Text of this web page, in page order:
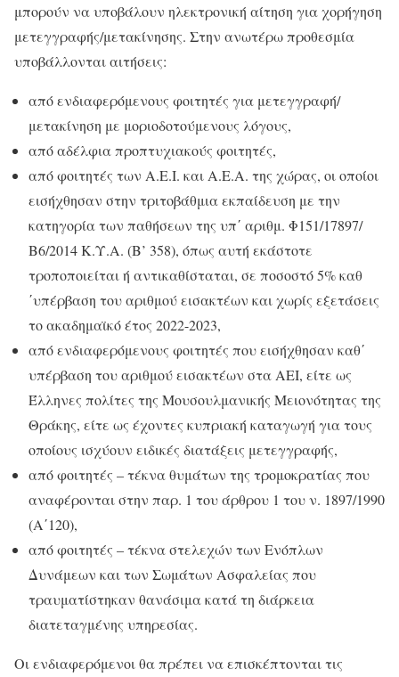
μπορούν να υποβάλουν ηλεκτρονική αίτηση για χορήγηση
μετεγγραφής/μετακίνησης. Στην ανωτέρω προθεσμία
υποβάλλονται αιτήσεις:
από ενδιαφερόμενους φοιτητές για μετεγγραφή/
μετακίνηση με μοριοδοτούμενους λόγους,
από αδέλφια προπτυχιακούς φοιτητές,
από φοιτητές των Α.Ε.Ι. και Α.Ε.Α. της χώρας, οι οποίοι
εισήχθησαν στην τριτοβάθμια εκπαίδευση με την
κατηγορία των παθήσεων της υπ΄ αριθμ. Φ151/17897/
Β6/2014 Κ.Υ.Α. (Β’ 358), όπως αυτή εκάστοτε
τροποποιείται ή αντικαθίσταται, σε ποσοστό 5% καθ
΄υπέρβαση του αριθμού εισακτέων και χωρίς εξετάσεις
το ακαδημαϊκό έτος 2022-2023,
από ενδιαφερόμενους φοιτητές που εισήχθησαν καθ΄
υπέρβαση του αριθμού εισακτέων στα ΑΕΙ, είτε ως
Έλληνες πολίτες της Μουσουλμανικής Μειονότητας της
Θράκης, είτε ως έχοντες κυπριακή καταγωγή για τους
οποίους ισχύουν ειδικές διατάξεις μετεγγραφής,
από φοιτητές – τέκνα θυμάτων της τρομοκρατίας που
αναφέρονται στην παρ. 1 του άρθρου 1 του ν. 1897/1990
(Α΄120),
από φοιτητές – τέκνα στελεχών των Ενόπλων
Δυνάμεων και των Σωμάτων Ασφαλείας που
τραυματίστηκαν θανάσιμα κατά τη διάρκεια
διατεταγμένης υπηρεσίας.
Οι ενδιαφερόμενοι θα πρέπει να επισκέπτονται τις